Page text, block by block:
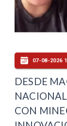
07-08-2026
DESDE
CON